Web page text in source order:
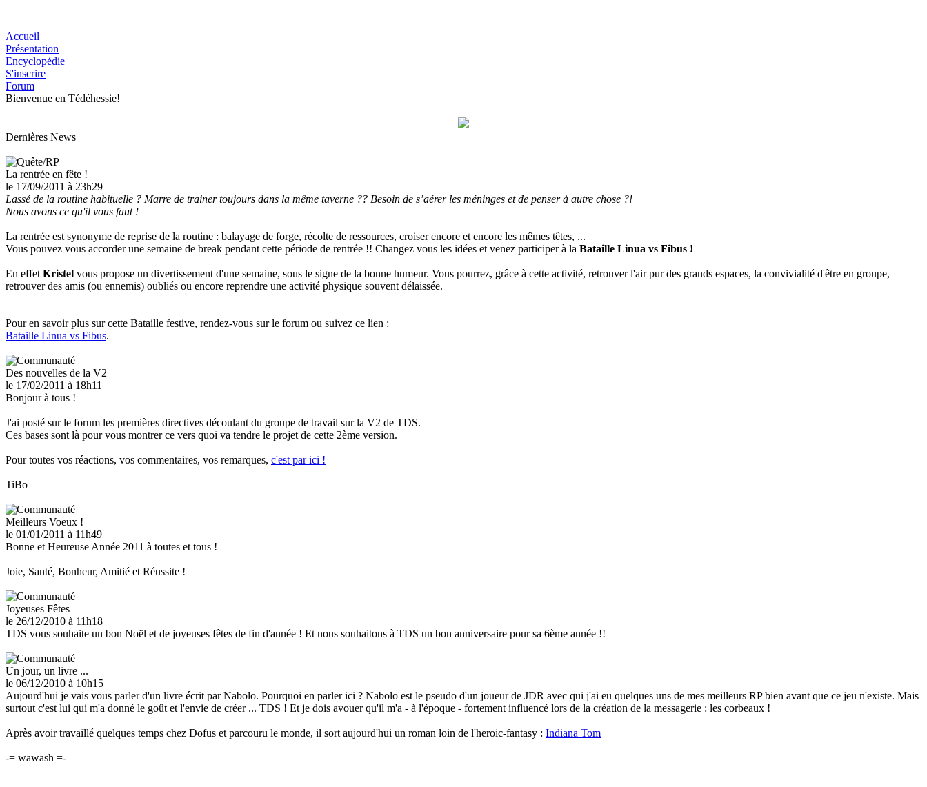
Accueil
Présentation
Encyclopédie
S'inscrire
Forum
Bienvenue en Tédéhessie!
Dernières News
La rentrée en fête !
le 17/09/2011 à 23h29
Lassé de la routine habituelle ? Marre de trainer toujours dans la même taverne ?? Besoin de s’aérer les méninges et de penser à autre chose ?!
Nous avons ce qu'il vous faut !
La rentrée est synonyme de reprise de la routine : balayage de forge, récolte de ressources, croiser encore et encore les mêmes têtes, ...
Vous pouvez vous accorder une semaine de break pendant cette période de rentrée !! Changez vous les idées et venez participer à la Bataille Linua vs Fibus !
En effet Kristel vous propose un divertissement d'une semaine, sous le signe de la bonne humeur. Vous pourrez, grâce à cette activité, retrouver l'air pur des grands espaces, la convivialité d'être en groupe,
retrouver des amis (ou ennemis) oubliés ou encore reprendre une activité physique souvent délaissée.
Pour en savoir plus sur cette Bataille festive, rendez-vous sur le forum ou suivez ce lien :
Bataille Linua vs Fibus.
Des nouvelles de la V2
le 17/02/2011 à 18h11
Bonjour à tous !
J'ai posté sur le forum les premières directives découlant du groupe de travail sur la V2 de TDS.
Ces bases sont là pour vous montrer ce vers quoi va tendre le projet de cette 2ème version.
Pour toutes vos réactions, vos commentaires, vos remarques, c'est par ici !
TiBo
Meilleurs Voeux !
le 01/01/2011 à 11h49
Bonne et Heureuse Année 2011 à toutes et tous !
Joie, Santé, Bonheur, Amitié et Réussite !
Joyeuses Fêtes
le 26/12/2010 à 11h18
TDS vous souhaite un bon Noël et de joyeuses fêtes de fin d'année ! Et nous souhaitons à TDS un bon anniversaire pour sa 6ème année !!
Un jour, un livre ...
le 06/12/2010 à 10h15
Aujourd'hui je vais vous parler d'un livre écrit par Nabolo. Pourquoi en parler ici ? Nabolo est le pseudo d'un joueur de JDR avec qui j'ai eu quelques uns de mes meilleurs RP bien avant que ce jeu n'existe. Mais
surtout c'est lui qui m'a donné le goût et l'envie de créer ... TDS ! Et je dois avouer qu'il m'a - à l'époque - fortement influencé lors de la création de la messagerie : les corbeaux !
Après avoir travaillé quelques temps chez Dofus et parcouru le monde, il sort aujourd'hui un roman loin de l'heroic-fantasy : Indiana Tom
-= wawash =-